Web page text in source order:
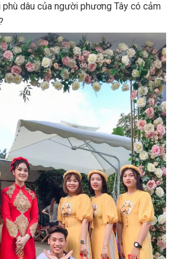
dâu của người phương Tây có cảm